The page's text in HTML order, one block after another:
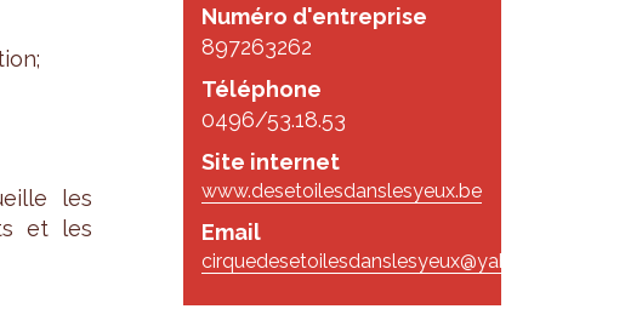
Numéro d'entreprise
897263262
Téléphone
0496/53.18.53
Site internet
www.desetoilesdanslesyeux.be
Email
cirquedesetoilesdanslesyeux@yahoo.fr
les
et les